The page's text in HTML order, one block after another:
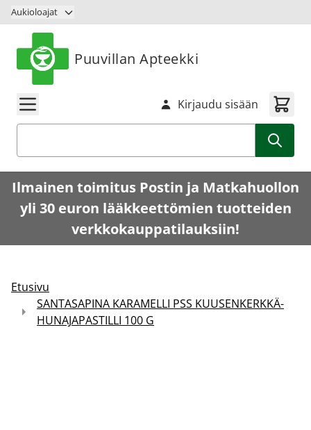
Siirry sisältöön
Aukioloajat
Puuvillan Apteekki
Kirjaudu sisään
Ilmainen toimitus Postin ja Matkahuollon
yli 30 euron lääkkeettömien tuotteiden
verkkokauppatilauksiin!
Etusivu
SANTASAPINA KARAMELLI PSS KUUSENKERKKÄ-
HUNAJAPASTILLI 100 G